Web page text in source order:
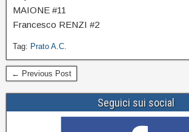
MAIONE #11
Francesco RENZI #2
Tag: Prato A.C.
← Previous Post
Seguici sui social